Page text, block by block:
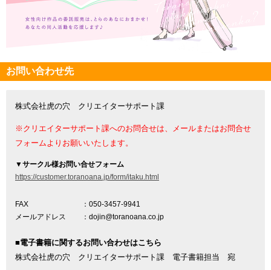
お問い合わせ先
株式会社虎の穴 クリエイターサポート課
※クリエイターサポート課へのお問合せは、メールまたはお問合せ
フォームよりお願いいたします。
▼サークル様お問い合せフォーム
https://customer.toranoana.jp/form/itaku.html
FAX
：050-3457-9941
メールアドレス
：dojin@toranoana.co.jp
■電子書籍に関するお問い合わせはこちら
株式会社虎の穴 クリエイターサポート課 電子書籍担当 宛